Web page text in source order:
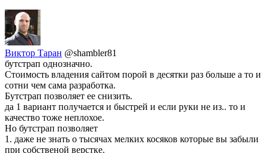
Виктор Таран @shambler81
бутстрап однозначно.
Стоимость владения сайтом порой в десятки раз больше а то и
сотни чем сама разработка.
Бутстрап позволяет ее снизить.
да 1 вариант получается и быстрей и если руки не из.. то и
качество тоже неплохое.
Но бутстрап позволяет
1. даже не знать о тысячах мелких косяков которые вы забыли
при собственой верстке.